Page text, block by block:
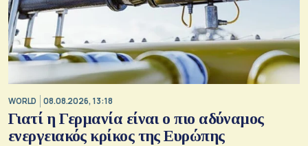
WORLD 08.08.2026, 13:18
Γιατί η Γερμανία είναι ο πιο αδύναμος
ενεργειακός κρίκος της Ευρώπης